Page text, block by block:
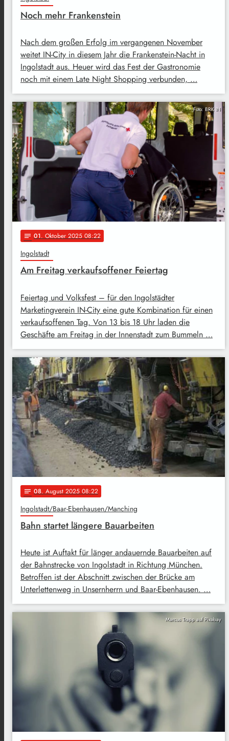
Noch mehr Frankenstein
Nach dem großen Erfolg im vergangenen November
weitet IN-City in diesem Jahr die Frankenstein-Nacht in
Ingolstadt aus. Heuer wird das Fest der Gastronomie
noch mit einem Late Night Shopping verbunden, …
Foto: BRK IN
notes 01. Oktober 2025 08:22
Ingolstadt
Am Freitag verkaufsoffener Feiertag
Feiertag und Volksfest – für den Ingolstädter
Marketingverein IN-City eine gute Kombination für einen
verkaufsoffenen Tag. Von 13 bis 18 Uhr laden die
Geschäfte am Freitag in der Innenstadt zum Bummeln …
notes 08. August 2025 08:22
Ingolstadt/Baar-Ebenhausen/Manching
Bahn startet längere Bauarbeiten
Heute ist Auftakt für länger andauernde Bauarbeiten auf
der Bahnstrecke von Ingolstadt in Richtung München.
Betroffen ist der Abschnitt zwischen der Brücke am
Unterlettenweg in Unsernherrn und Baar-Ebenhausen. …
Marcus Trapp auf Pixabay